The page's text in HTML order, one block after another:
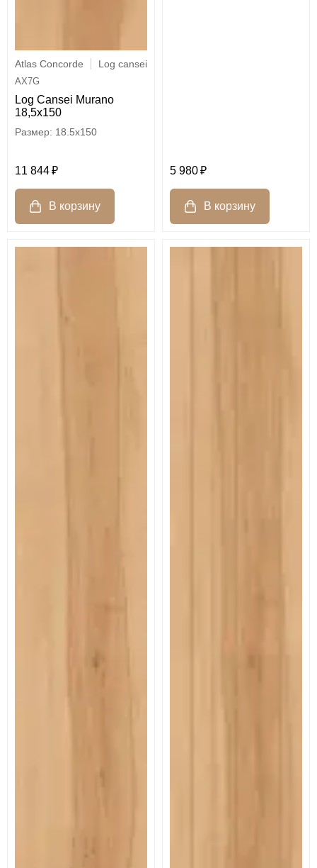
Atlas Concorde Log cansei
AX7G
Log Cansei Murano
18,5x150
18.5x150
11 844 5 980